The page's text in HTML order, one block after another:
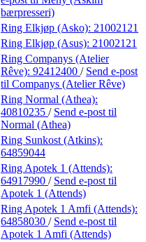
bærpresseri)
Ring Elkjøp (Asko): 21002121
Ring Elkjøp (Asus): 21002121
Ring Companys (Atelier
Rêve): 92412400 / Send e-post
til Companys (Atelier Rêve)
Ring Normal (Athea):
40810235 / Send e-post til
Normal (Athea)
Ring Sunkost (Atkins):
64859044
Ring Apotek 1 (Attends):
64917990 / Send e-post til
Apotek 1 (Attends)
Ring Apotek 1 Amfi (Attends):
64858030 / Send e-post til
Apotek 1 Amfi (Attends)